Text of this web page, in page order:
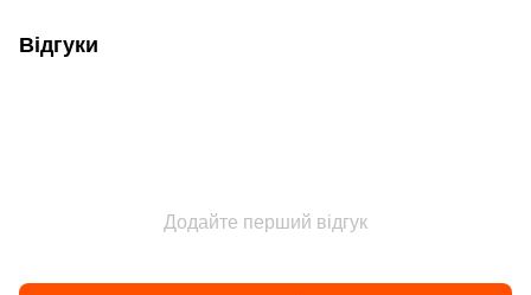
Відгуки
Додайте перший відгук